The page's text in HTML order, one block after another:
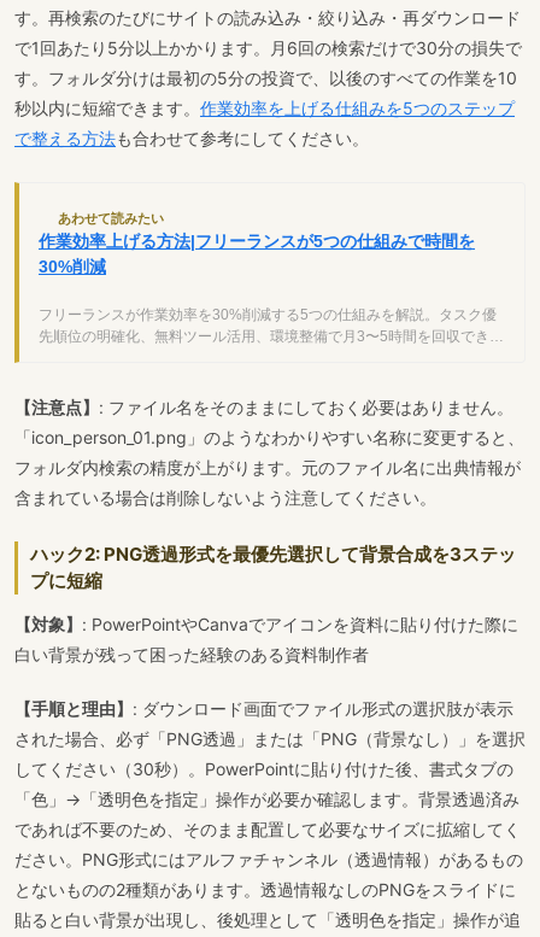
す。再検索のたびにサイトの読み込み・絞り込み・再ダウンロード
で1回あたり5分以上かかります。月6回の検索だけで30分の損失で
す。フォルダ分けは最初の5分の投資で、以後のすべての作業を10
秒以内に短縮できます。 作業効率を上げる仕組みを5つのステップ
で整える方法も合わせて参考にしてください。
あわせて読みたい
作業効率上げる方法|フリーランスが5つの仕組みで時間を
30%削減
フリーランスが作業効率を30%削減する5つの仕組みを解説。タスク優
先順位の明確化、無料ツール活用、環境整備で月3〜5時間を回収できま
【注意点】 : ファイル名をそのままにしておく必要はありません。
「icon_person_01.png」のようなわかりやすい名称に変更すると、
フォルダ内検索の精度が上がります。元のファイル名に出典情報が
含まれている場合は削除しないよう注意してください。
ハック2: PNG透過形式を最優先選択して背景合成を3ステッ
プに短縮
【対象】 : PowerPointやCanvaでアイコンを資料に貼り付けた際に
白い背景が残って困った経験のある資料制作者
【手順と理由】 : ダウンロード画面でファイル形式の選択肢が表示
された場合、必ず「PNG透過」または「PNG（背景なし）」を選択
してください（30秒）。PowerPointに貼り付けた後、書式タブの
「色」→「透明色を指定」操作が必要か確認します。背景透過済み
であれば不要のため、そのまま配置して必要なサイズに拡縮してく
ださい。PNG形式にはアルファチャンネル（透過情報）があるもの
とないものの2種類があります。透過情報なしのPNGをスライドに
貼ると白い背景が出現し、後処理として「透明色を指定」操作が追